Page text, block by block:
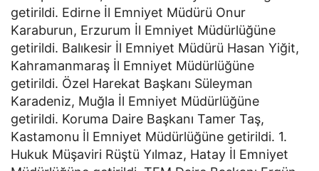
getirildi. Edirne İl Emniyet Müdürü Onur
Karaburun, Erzurum İl Emniyet Müdürlüğüne
getirildi. Balıkesir İl Emniyet Müdürü Hasan Yiğit,
Kahramanmaraş İl Emniyet Müdürlüğüne
getirildi. Özel Harekat Başkanı Süleyman
Karadeniz, Muğla İl Emniyet Müdürlüğüne
getirildi. Koruma Daire Başkanı Tamer Taş,
Kastamonu İl Emniyet Müdürlüğüne getirildi. 1.
Hukuk Müşaviri Rüştü Yılmaz, Hatay İl Emniyet